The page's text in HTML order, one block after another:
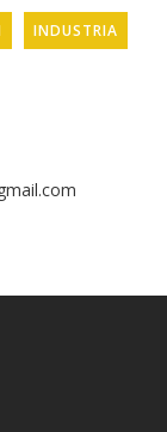
INDUSTRIA